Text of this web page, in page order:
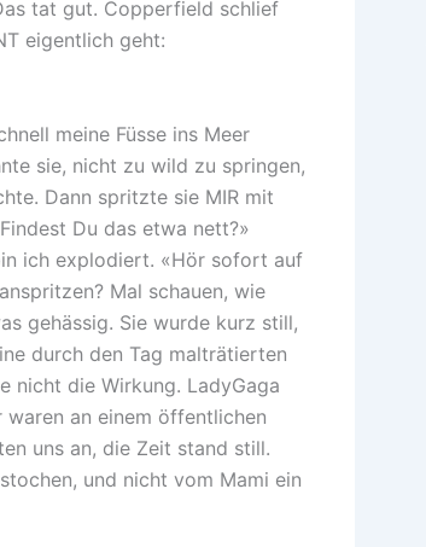
tat gut. Copperfield schlief
eigentlich geht:
meine Füsse ins Meer
sie, nicht zu wild zu springen,
Dann spritzte sie MIR mit
Du das etwa nett?»
ich explodiert. «Hör sofort auf
Mal schauen, wie
gehässig. Sie wurde kurz still,
durch den Tag malträtierten
nicht die Wirkung. LadyGaga
waren an einem öffentlichen
uns an, die Zeit stand still.
und nicht vom Mami ein